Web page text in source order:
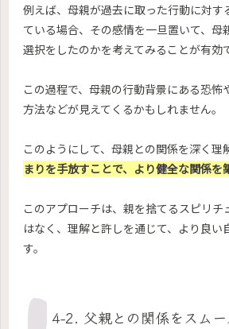
例えば、母親が過去に取った行動に対す
ている場合、その感情を一旦置いて、母
選択をしたのかを考えてみることが有効
この過程で、母親の行動背景にある恐怖
方法などが見えてくるかもしれません。
このようにして、母親との関係を深く理
まりを手放すことで、より健全な関係を
このアプローチは、親を捨てるスピリチ
はなく、理解と許しを通じて、より良い
す。
4-2. 父親との関係をスム